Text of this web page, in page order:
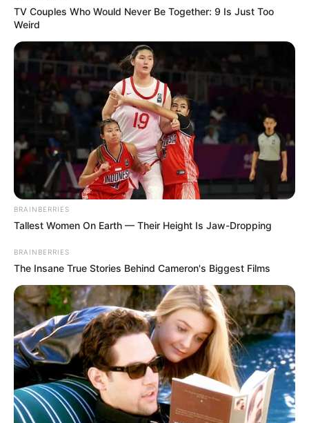
TV Couples Who Would Never Be Together: 9 Is Just Too
Weird
BRAINBERRIES
Tallest Women On Earth — Their Height Is Jaw-Dropping
BRAINBERRIES
The Insane True Stories Behind Cameron's Biggest Films